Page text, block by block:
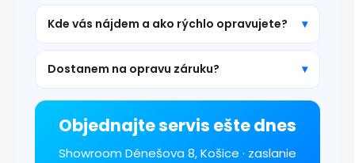
Kde vás nájdem a ako rýchlo opravujete?
Dostanem na opravu záruku?
Objednajte servis ešte dnes
Showroom Dénešova 8, Košice · zaslanie